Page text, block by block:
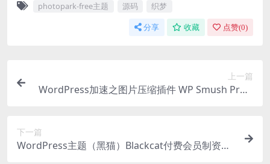
photopark-free主题 源码 织梦
分享 收藏 点赞(0)
上一篇
WordPress加速之图片压缩插件 WP Smush Pro v
下一篇
WordPress主题（黑猫）Blackcat付费会员制资源